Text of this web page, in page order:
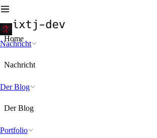
Nachricht
Der Blog
Portfolio
Home
Nachricht
Der Blog